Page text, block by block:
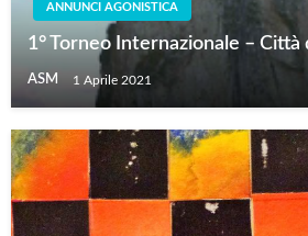
ANNUNCI AGONISTICA
1° Torneo Internazionale – Città
ASM 1 Aprile 2021